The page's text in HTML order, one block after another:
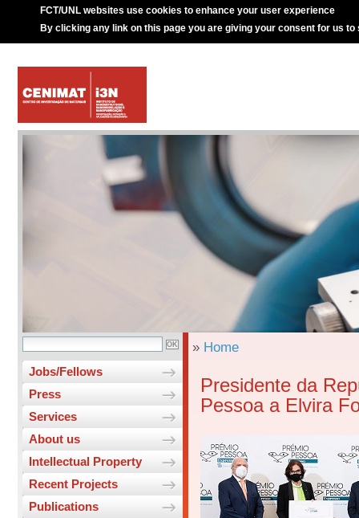
FCT/UNL websites use cookies to enhance your user experience
By clicking any link on this page you are giving your consent for us to
Jobs/Fellows
Press
Services
About us
Intellectual Property
Recent Projects
Publications
» Home
Presidente da
Pessoa a Elvira